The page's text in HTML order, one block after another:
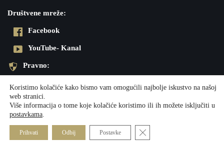
Društvene mreže:
Facebook
YouTube- Kanal
Pravno:
Impresum
Društvene mreže: Pravno:
Koristimo kolačiće kako bismo vam omogućili najbolje iskustvo na našoj
web stranici.
Više informacija o tome koje kolačiće koristimo ili ih možete isključiti u
postavkama
Prihvati Odbij Postavke Close GDPR Cookie Banner